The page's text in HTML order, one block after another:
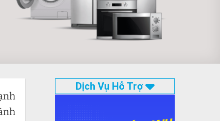
Dịch Vụ Hỗ Trợ